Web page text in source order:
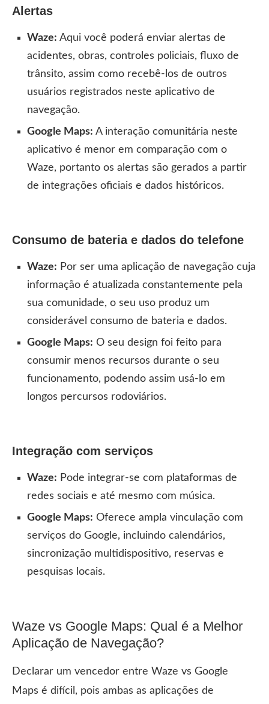
Alertas
Waze: Aqui você poderá enviar alertas de
acidentes, obras, controles policiais, fluxo de
trânsito, assim como recebê-los de outros
usuários registrados neste aplicativo de
navegação.
Google Maps: A interação comunitária neste
aplicativo é menor em comparação com o
Waze, portanto os alertas são gerados a partir
de integrações oficiais e dados históricos.
Consumo de bateria e dados do telefone
Waze: Por ser uma aplicação de navegação cuja
informação é atualizada constantemente pela
sua comunidade, o seu uso produz um
considerável consumo de bateria e dados.
Google Maps: O seu design foi feito para
consumir menos recursos durante o seu
funcionamento, podendo assim usá-lo em
longos percursos rodoviários.
Integração com serviços
Waze: Pode integrar-se com plataformas de
redes sociais e até mesmo com música.
Google Maps: Oferece ampla vinculação com
serviços do Google, incluindo calendários,
sincronização multidispositivo, reservas e
pesquisas locais.
Waze vs Google Maps: Qual é a Melhor
Aplicação de Navegação?
Declarar um vencedor entre Waze vs Google
Maps é difícil, pois ambas as aplicações de